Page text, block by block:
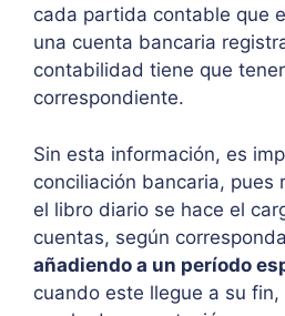
cada partida contable que
una cuenta bancaria
contabilidad tiene que
correspondiente.
Sin esta información, es
conciliación bancaria, pues
el libro diario se hace el
cuentas, según
añadiendo a un período
cuando este llegue a su